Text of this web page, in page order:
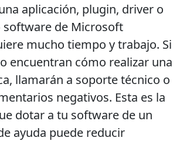
aplicación, plugin, driver o
de Microsoft
mucho tiempo y trabajo. Si
encuentran cómo realizar una
llamarán a soporte técnico o
negativos. Esta es la
dotar a tu software de un
ayuda puede reducir